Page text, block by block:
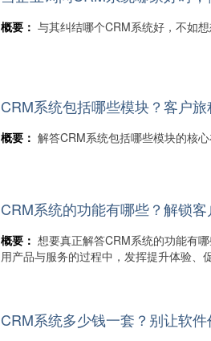
概要： 与其纠结哪个CRM系统好，不如
CRM系统包括哪些模块？客户
概要： 解答CRM系统包括哪些模块的核
CRM系统的功能有哪些？解锁
概要： 想要真正解答CRM系统的功能有
用产品与服务的过程中，发挥提升体验、
CRM系统多少钱一套？别让软